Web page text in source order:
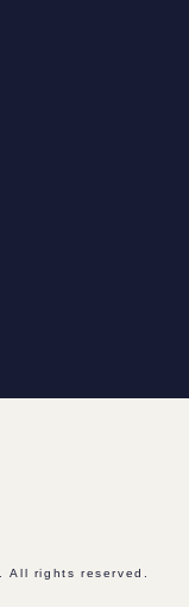
All rights reserved.